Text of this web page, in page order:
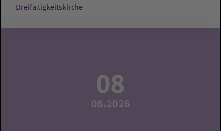
Dreifaltigkeitskirche
08
08.2026